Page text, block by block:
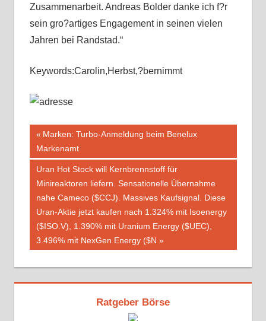
Zusammenarbeit. Andreas Bolder danke ich f?r
sein gro?artiges Engagement in seinen vielen
Jahren bei Randstad.“
Keywords:Carolin,Herbst,?bernimmt
Beitragsnavigation
Vorheriger
Beitrag:
Marken: Turbo-Anmeldung beim Benelux
Markenamt
Nächster
Beitrag:
Uran Hot Stock will Kernbrennstoff für
Minireaktoren liefern. Sensationelle Übernahme
nahe Cameco ($CCJ). Massives Kaufsignal. Diese
Uran-Aktie jetzt kaufen nach 1.324% mit Isoenergy
($ISO.V), 1.390% mit Uranium Energy ($UEC),
3.496% mit NexGen Energy ($N
Ratgeber Börse